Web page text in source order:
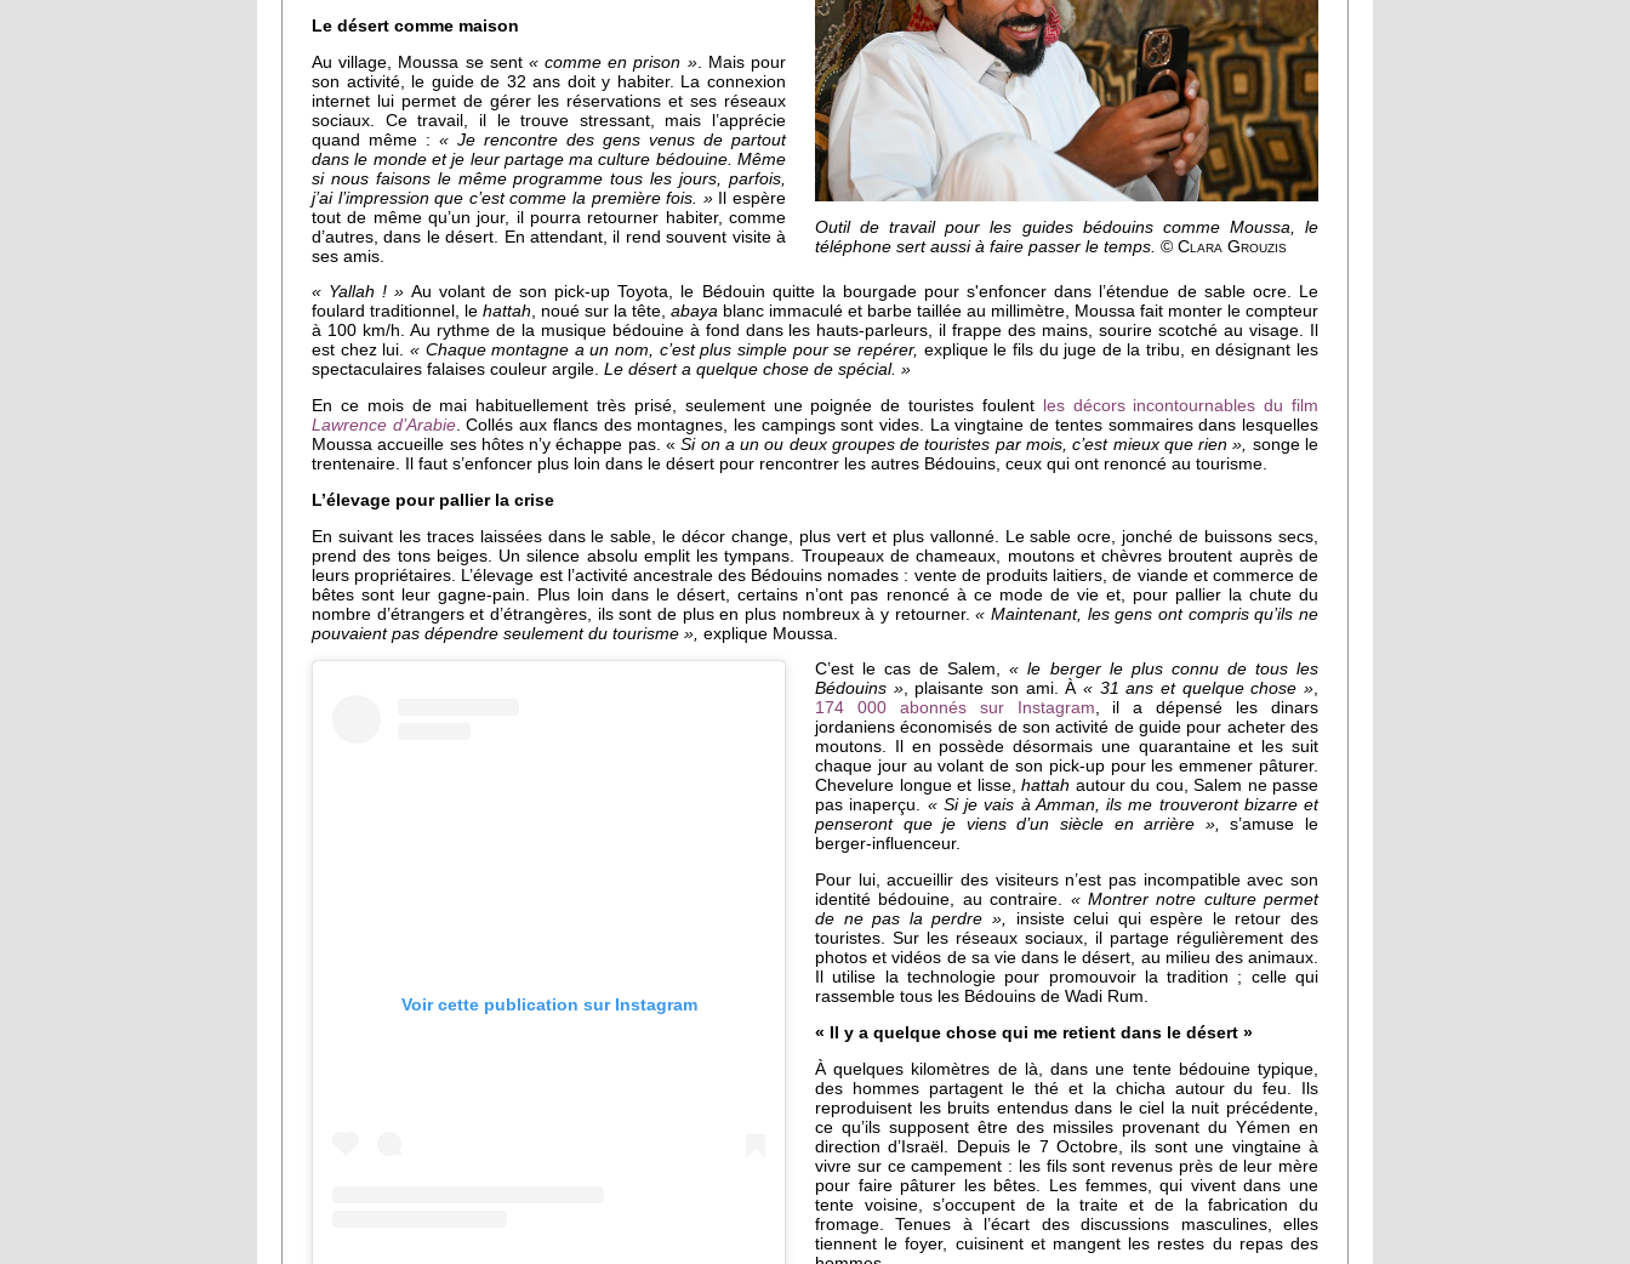
Le désert comme maison
Au village, Moussa se sent « comme en prison ». Mais pour
son activité, le guide de 32 ans doit y habiter. La connexion
internet lui permet de gérer les réservations et ses réseaux
sociaux. Ce travail, il le trouve stressant, mais l’apprécie
quand même : « Je rencontre des gens venus de partout
dans le monde et je leur partage ma culture bédouine. Même
si nous faisons le même programme tous les jours, parfois,
j’ai l’impression que c’est comme la première fois. »Il espère
tout de même qu’un jour, il pourra retourner habiter, comme
d’autres, dans le désert. En attendant, il rend souvent visite à
ses amis.
Outil de travail pour les guides bédouins comme Moussa, le
téléphone sert aussi à faire passer le temps. © Clara Grouzis
« Yallah ! » Au volant de son pick-up Toyota, le Bédouin quitte la bourgade pour s'enfoncer dans l’étendue de sable ocre. Le
foulard traditionnel, le hattah, noué sur la tête, abaya blanc immaculé et barbe taillée au millimètre, Moussa fait monter le compteur
à 100 km/h. Au rythme de la musique bédouine à fond dans les hauts-parleurs, il frappe des mains, sourire scotché au visage. Il
est chez lui. « Chaque montagne a un nom, c’est plus simple pour se repérer, explique le fils du juge de la tribu, en désignant les
spectaculaires falaises couleur argile. Le désert a quelque chose de spécial. »
En ce mois de mai habituellement très prisé, seulement une poignée de touristes foulent
les décors incontournables du film
Lawrence d’Arabie. Collés aux flancs des montagnes, les campings sont vides. La vingtaine de tentes sommaires dans lesquelles
Moussa accueille ses hôtes n’y échappe pas. « Si on a un ou deux groupes de touristes par mois, c’est mieux que rien », songe le
trentenaire. Il faut s’enfoncer plus loin dans le désert pour rencontrer les autres Bédouins, ceux qui ont renoncé au tourisme.
L’élevage pour pallier la crise
En suivant les traces laissées dans le sable, le décor change, plus vert et plus vallonné. Le sable ocre, jonché de buissons secs,
prend des tons beiges. Un silence absolu emplit les tympans. Troupeaux de chameaux, moutons et chèvres broutent auprès de
leurs propriétaires. L’élevage est l’activité ancestrale des Bédouins nomades : vente de produits laitiers, de viande et commerce de
bêtes sont leur gagne-pain. Plus loin dans le désert, certains n’ont pas renoncé à ce mode de vie et, pour pallier la chute du
nombre d’étrangers et d’étrangères, ils sont de plus en plus nombreux à y retourner.« Maintenant, les gens ont compris qu’ils ne
pouvaient pas dépendre seulement du tourisme », explique Moussa.
Voir cette publication sur Instagram
C’est le cas de Salem,« le berger le plus connu de tous les
Bédouins », plaisante son ami. À« 31 ans et quelque chose »,
174 000 abonnés sur Instagram, il a dépensé les dinars
jordaniens économisés de son activité de guide pour acheter des
moutons. Il en possède désormais une quarantaine et les suit
chaque jour au volant de son pick-up pour les emmener pâturer.
Chevelure longue et lisse, hattah autour du cou, Salem ne passe
pas inaperçu. « Si je vais à Amman, ils me trouveront bizarre et
penseront que je viens d’un siècle en arrière », s’amuse le
berger-influenceur.
Pour lui, accueillir des visiteurs n’est pas incompatible avec son
identité bédouine, au contraire. « Montrer notre culture permet
de ne pas la perdre », insiste celui qui espère le retour des
touristes. Sur les réseaux sociaux, il partage régulièrement des
photos et vidéos de sa vie dans le désert, au milieu des animaux.
Il utilise la technologie pour promouvoir la tradition ; celle qui
rassemble tous les Bédouins de Wadi Rum.
« Il y a quelque chose qui me retient dans le désert »
À quelques kilomètres de là, dans une tente bédouine typique,
des hommes partagent le thé et la chicha autour du feu. Ils
reproduisent les bruits entendus dans le ciel la nuit précédente,
ce qu’ils supposent être des missiles provenant du Yémen en
direction d’Israël. Depuis le 7 Octobre, ils sont une vingtaine à
vivre sur ce campement : les fils sont revenus près de leur mère
pour faire pâturer les bêtes. Les femmes, qui vivent dans une
tente voisine, s’occupent de la traite et de la fabrication du
fromage. Tenues à l’écart des discussions masculines, elles
tiennent le foyer, cuisinent et mangent les restes du repas des